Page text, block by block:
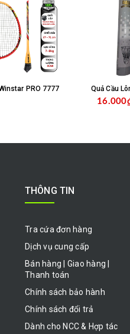
PRO 7777 Quả Cầu
THÔNG TIN
Tra cứa đơn hàng
Dịch vụ cung cấp
Bán hàng | Giao hàng |
Thanh toán
Chính sách bảo hành
Chính sách đổi trả
Dành cho NCC & Hợp tác